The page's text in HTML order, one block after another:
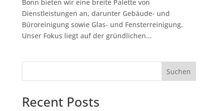
Bonn bieten wir eine breite Palette von
Dienstleistungen an, darunter Gebäude- und
Büroreinigung sowie Glas- und Fensterreinigung.
Unser Fokus liegt auf der gründlichen...
Suchen
Recent Posts